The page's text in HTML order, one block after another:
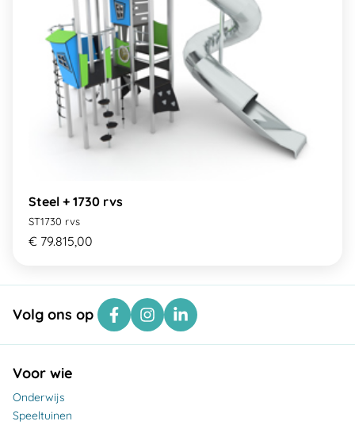
Steel + 1730 rvs
ST1730 rvs
€ 79.815,00
Volg ons op
Voor wie
Onderwijs
Speeltuinen